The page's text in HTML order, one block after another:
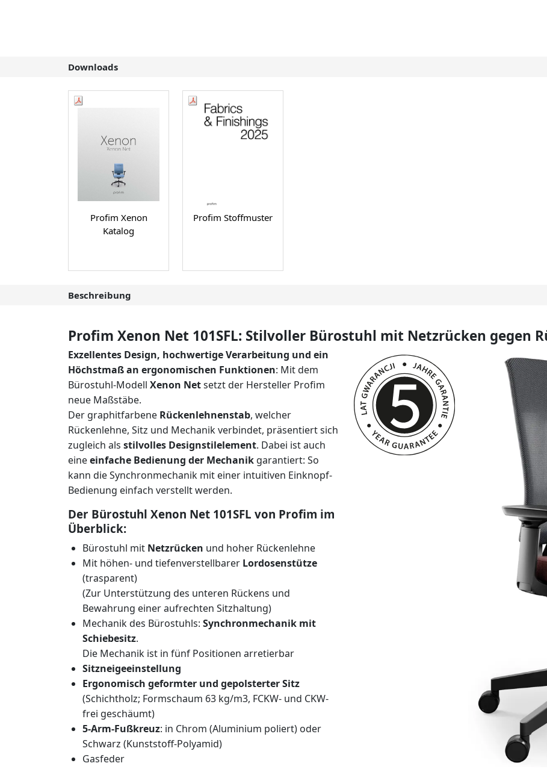
Downloads
Profim Xenon
Katalog
Profim Stoffmuster
Beschreibung
Profim Xenon Net 101SFL: Stilvoller Bürostuhl mit Netzrücken gegen
Exzellentes Design, hochwertige Verarbeitung und ein
Höchstmaß an ergonomischen Funktionen: Mit dem
Bürostuhl-ModellXenon Netsetzt der Hersteller Profim
neue Maßstäbe.
Der graphitfarbene Rückenlehnenstab, welcher
Rückenlehne, Sitz und Mechanik verbindet, präsentiert sich
zugleich alsstilvolles Designstilelement. Dabei ist auch
eineeinfache Bedienung der Mechanik garantiert: So
kann die Synchronmechanik mit einer intuitiven Einknopf-
Bedienung einfach verstellt werden.
Der Bürostuhl Xenon Net 101SFL von Profim im
Überblick:
Bürostuhl mit Netzrücken und hoher Rückenlehne
Mit höhen- und tiefenverstellbarer Lordosenstütze
(trasparent)
(Zur Unterstützung des unteren Rückens und
Bewahrung einer aufrechten Sitzhaltung)
Mechanik des Bürostuhls:Synchronmechanik mit
Schiebesitz.
Die Mechanik ist in fünf Positionen arretierbar
Sitzneigeeinstellung
Ergonomisch geformter und gepolsterter Sitz
(Schichtholz; Formschaum 63 kg/m3, FCKW- und CKW-
frei geschäumt)
5-Arm-Fußkreuz: in Chrom (Aluminium poliert) oder
Schwarz (Kunststoff-Polyamid)
Gasfeder